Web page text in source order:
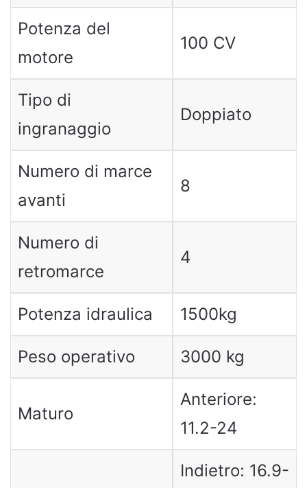
Potenza del
motore
100 CV
Tipo di
ingranaggio
Doppiato
Numero di marce
avanti
8
Numero di
retromarce
4
Potenza idraulica 1500kg
Peso operativo 3000 kg
Maturo
Anteriore:
11.2-24
Indietro: 16.9-